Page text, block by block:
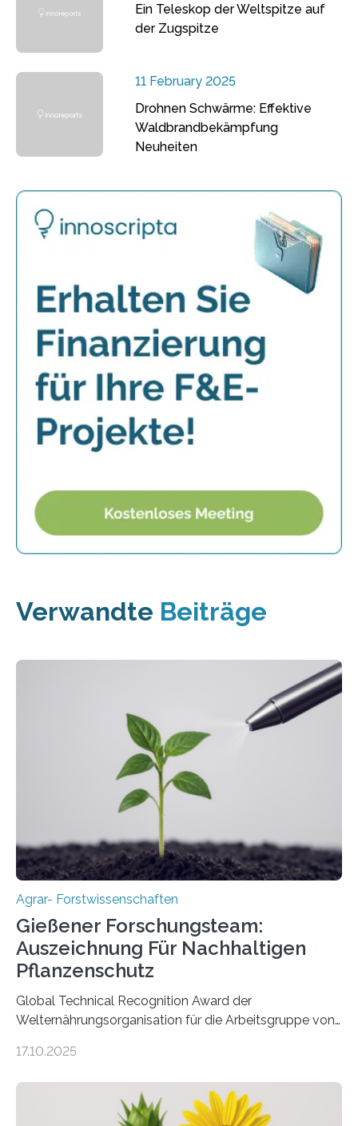
Ein Teleskop der Weltspitze auf
der Zugspitze
11 February 2025
Drohnen Schwärme: Effektive
Waldbrandbekämpfung
Neuheiten
Verwandte Beiträge
Agrar- Forstwissenschaften
Gießener Forschungsteam:
Auszeichnung Für Nachhaltigen
Pflanzenschutz
Global Technical Recognition Award der
Welternährungsorganisation für die Arbeitsgruppe von
Insektenbiotechnologie der JLU Insekten spielen eine
aber Krankheiten übertragen und der Landwirtschaft
und dem Gartenbau erhebliche Schäden zufügen. Es ist
17.10.2025